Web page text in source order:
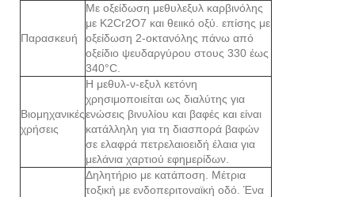
Παρασκευή
Με οξείδωση μεθυλεξυλ καρβινόλης
με K2Cr2O7 και θειικό οξύ. επίσης με
οξείδωση 2-οκτανόλης πάνω από
οξείδιο ψευδαργύρου στους 330 έως
340°C.
Βιομηχανικές
χρήσεις
Η μεθυλ-ν-εξυλ κετόνη
χρησιμοποιείται ως διαλύτης για
ενώσεις βινυλίου και βαφές και είναι
κατάλληλη για τη διασπορά βαφών
σε ελαφρά πετρελαιοειδή έλαια για
μελάνια χαρτιού εφημερίδων.
Δηλητήριο με κατάποση. Μέτρια
τοξική με ενδοπεριτοναϊκή οδό. Ένα